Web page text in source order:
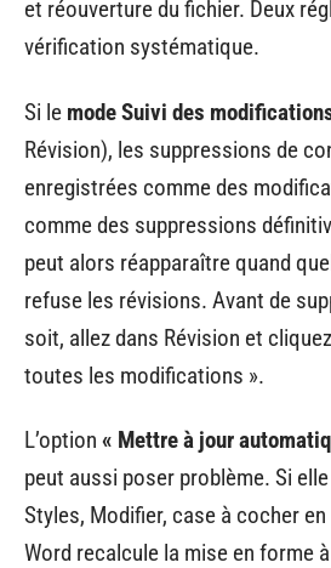
et réouverture du fichier. Deux
vérification systématique.
Si le mode Suivi des
Révision), les suppressions de
enregistrées comme des
comme des suppressions
peut alors réapparaître quand
refuse les révisions. Avant de
soit, allez dans Révision et
toutes les modifications ».
L’option « Mettre à jour
peut aussi poser problème. Si
Styles, Modifier, case à cocher
Word recalcule la mise en forme